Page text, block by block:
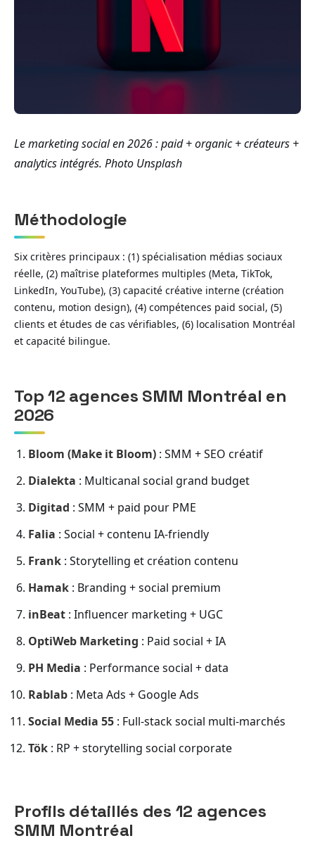
Le marketing social en 2026 : paid + organic + créateurs +
analytics intégrés. Photo Unsplash
Méthodologie
Six critères principaux : (1) spécialisation médias sociaux
réelle, (2) maîtrise plateformes multiples (Meta, TikTok,
LinkedIn, YouTube), (3) capacité créative interne (création
contenu, motion design), (4) compétences paid social, (5)
clients et études de cas vérifiables, (6) localisation Montréal
et capacité bilingue.
Top 12 agences SMM Montréal en
2026
Bloom (Make it Bloom) : SMM + SEO créatif
Dialekta : Multicanal social grand budget
Digitad : SMM + paid pour PME
Falia : Social + contenu IA-friendly
Frank : Storytelling et création contenu
Hamak : Branding + social premium
inBeat : Influencer marketing + UGC
OptiWeb Marketing : Paid social + IA
PH Media : Performance social + data
Rablab : Meta Ads + Google Ads
Social Media 55 : Full-stack social multi-marchés
Tök : RP + storytelling social corporate
Profils détaillés des 12 agences
SMM Montréal